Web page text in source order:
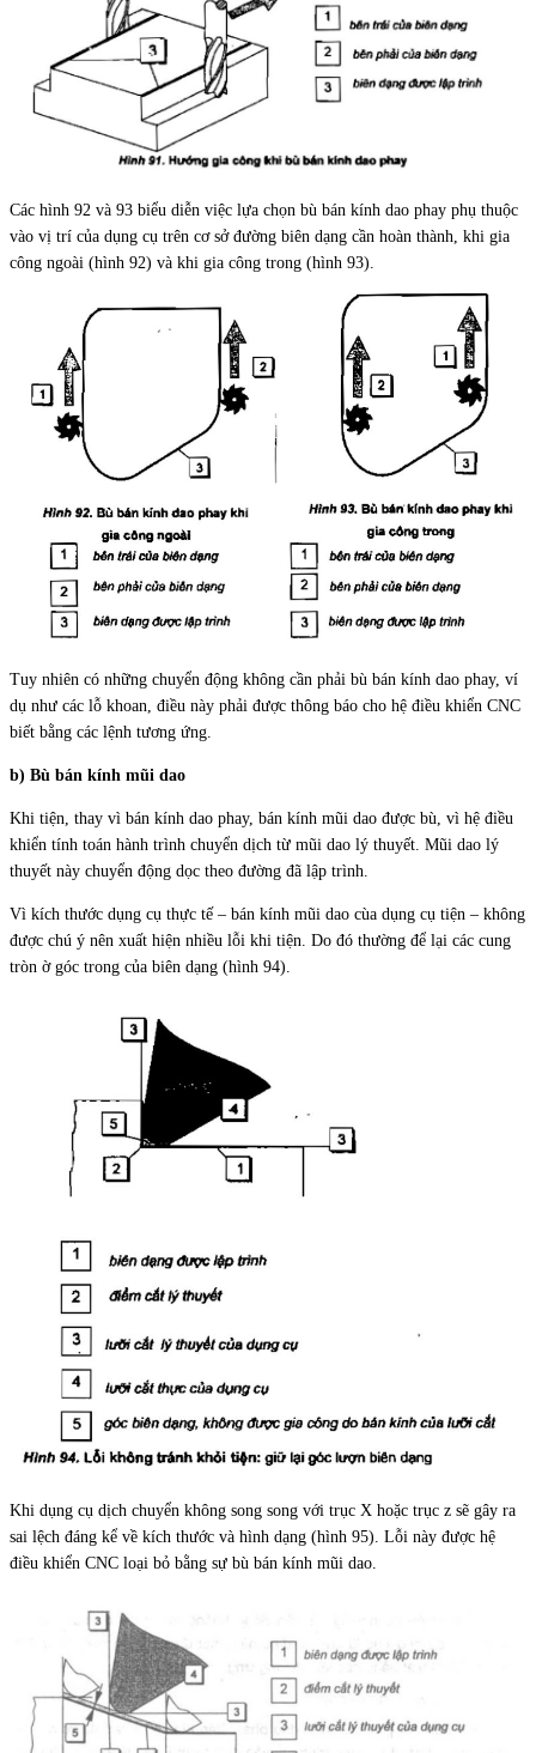
Các hình 92 và 93 biểu diễn việc lựa chọn bù bán kính dao phay phụ thuộc
vào vị trí của dụng cụ trên cơ sở đường biên dạng cần hoàn thành, khi gia
công ngoài (hình 92) và khi gia công trong (hình 93).
Tuy nhiên có những chuyển động không cần phải bù bán kính dao phay, ví
dụ như các lỗ khoan, điều này phải được thông báo cho hệ điều khiển CNC
biết bằng các lệnh tương ứng.
b) Bù bán kính mũi dao
Khi tiện, thay vì bán kính dao phay, bán kính mũi dao được bù, vì hệ điều
khiển tính toán hành trình chuyển dịch từ mũi dao lý thuyết. Mũi dao lý
thuyết này chuyển động dọc theo đường đã lập trình.
Vì kích thước dụng cụ thực tế – bán kính mũi dao cùa dụng cụ tiện – không
được chú ý nên xuất hiện nhiều lỗi khi tiện. Do đó thường để lại các cung
tròn ờ góc trong của biên dạng (hình 94).
Khi dụng cụ dịch chuyển không song song với trục X hoặc trục z sẽ gây ra
sai lệch đáng kể về kích thước và hình dạng (hình 95). Lỗi này được hệ
điều khiển CNC loại bỏ bằng sự bù bán kính mũi dao.